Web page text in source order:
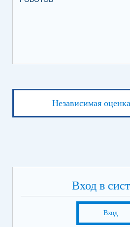
Независимая
Вход в
Вход